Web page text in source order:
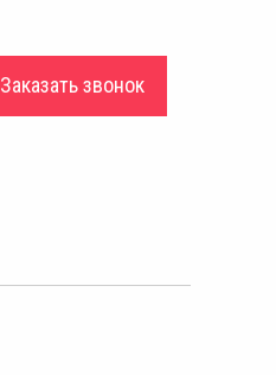
Заказать звонок